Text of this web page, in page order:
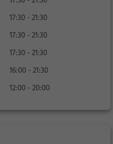
17:30 - 21:30
17:30 - 21:30
17:30 - 21:30
16:00 - 21:30
12:00 - 20:00